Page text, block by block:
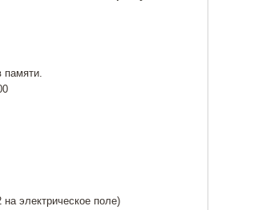
памяти.
электрическое поле)